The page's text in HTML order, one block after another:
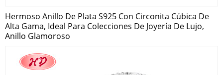
Hermoso Anillo De Plata S925 Con Circonita Cúbica De
Alta Gama, Ideal Para Colecciones De Joyería De Lujo,
Anillo Glamoroso